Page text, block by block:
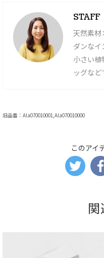
STAFF
天然素
ダンなイ
小さい植
ッグなど
旧品番：AIa070010001,AIa070010000
このアイ